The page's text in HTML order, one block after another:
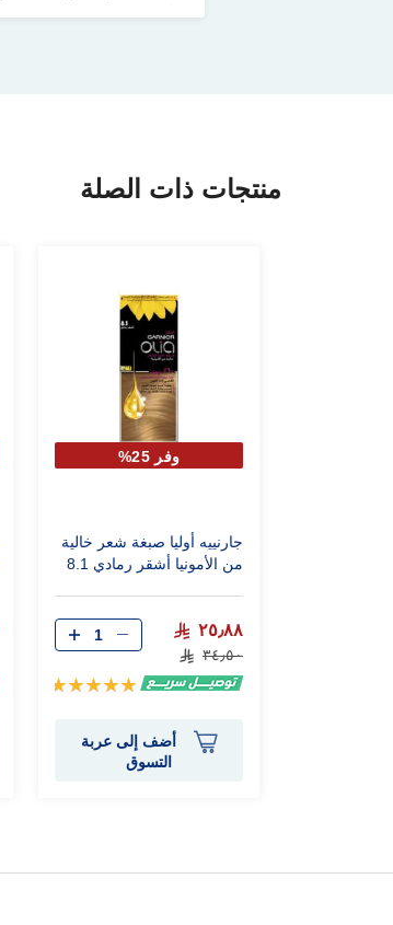
منتجات ذات الصلة
وفر 25%
جارنييه أوليا صبغة شعر خالية
من الأمونيا أشقر رمادي 8.1
٢٥٫٨٨
٣٤٫٥٠
تقييم:
أضف إلى عربة
التسوق